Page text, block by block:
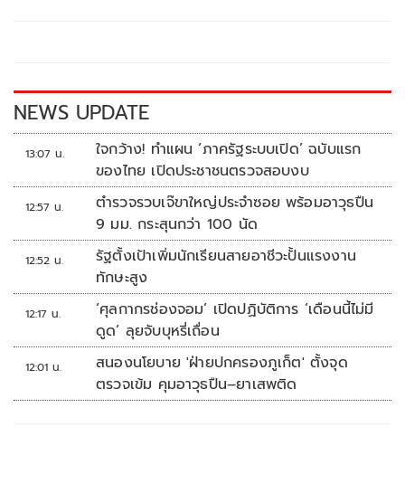
k k
NEWS UPDATE
13:07 น.
ใจกว้าง! ทำแผน ‘ภาครัฐระบบเปิด’ ฉบับแรก
ของไทย เปิดประชาชนตรวจสอบงบ
12:57 น.
ตำรวจรวบเจ๊ขาใหญ่ประจำซอย พร้อมอาวุธปืน
9 มม. กระสุนกว่า 100 นัด
12:52 น.
รัฐตั้งเป้าเพิ่มนักเรียนสายอาชีวะปั้นแรงงาน
ทักษะสูง
12:17 น.
‘ศุลกากรช่องจอม’ เปิดปฏิบัติการ ‘เดือนนี้ไม่มี
ดูด’ ลุยจับบุหรี่เถื่อน
12:01 น.
สนองนโยบาย 'ฝ่ายปกครองภูเก็ต' ตั้งจุด
ตรวจเข้ม คุมอาวุธปืน–ยาเสพติด